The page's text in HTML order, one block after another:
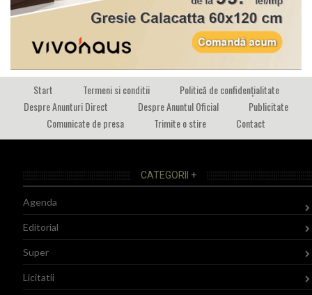
Start Termeni si conditii
Politică de confidențialitate
Despre Anunturi Direct
Despre Anuntul Oficial
Publicitate
Comunicate de presa
Trimite o stire Contact
CATEGORII +
Agenda
Editorial
Super
Licitatii